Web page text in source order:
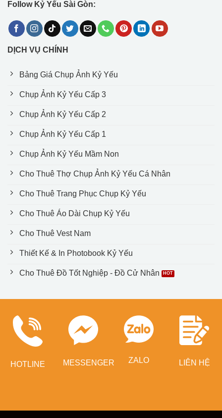
Follow Kỷ Yếu Sài Gòn:
DỊCH VỤ CHÍNH
Bảng Giá Chụp Ảnh Kỷ Yếu
Chụp Ảnh Kỷ Yếu Cấp 3
Chụp Ảnh Kỷ Yếu Cấp 2
Chụp Ảnh Kỷ Yếu Cấp 1
Chụp Ảnh Kỷ Yếu Mầm Non
Cho Thuê Thợ Chụp Ảnh Kỷ Yếu Cá Nhân
Cho Thuê Trang Phục Chụp Kỷ Yếu
Cho Thuê Áo Dài Chụp Kỷ Yếu
Cho Thuê Vest Nam
Thiết Kế & In Photobook Kỷ Yếu
Cho Thuê Đồ Tốt Nghiệp - Đồ Cử Nhân
HOTLINE MESSENGER ZALO LIÊN HỆ